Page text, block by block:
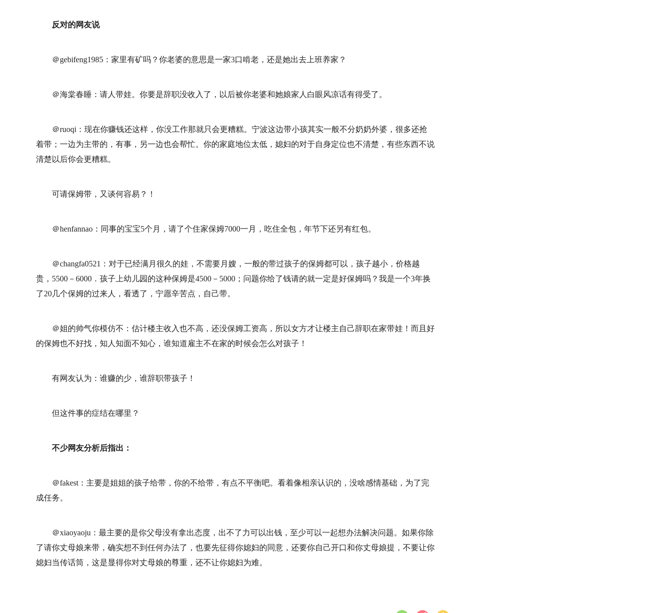
反对的网友说
＠gebifeng1985：家里有矿吗？你老婆的意思是一家3口啃老，还是她出去上班养家？
＠海棠春睡：请人带娃。你要是辞职没收入了，以后被你老婆和她娘家人白眼风凉话有得受了。
＠ruoqi：现在你赚钱还这样，你没工作那就只会更糟糕。宁波这边带小孩其实一般不分奶奶外婆，很多还抢
着带；一边为主带的，有事，另一边也会帮忙。你的家庭地位太低，媳妇的对于自身定位也不清楚，有些东西不说
清楚以后你会更糟糕。
可请保姆带，又谈何容易？！
＠henfannao：同事的宝宝5个月，请了个住家保姆7000一月，吃住全包，年节下还另有红包。
＠changfa0521：对于已经满月很久的娃，不需要月嫂，一般的带过孩子的保姆都可以，孩子越小，价格越
贵，5500－6000．孩子上幼儿园的这种保姆是4500－5000；问题你给了钱请的就一定是好保姆吗？我是一个3年换
了20几个保姆的过来人，看透了，宁愿辛苦点，自己带。
＠姐的帅气你模仿不：估计楼主收入也不高，还没保姆工资高，所以女方才让楼主自己辞职在家带娃！而且好
的保姆也不好找，知人知面不知心，谁知道雇主不在家的时候会怎么对孩子！
有网友认为：谁赚的少，谁辞职带孩子！
但这件事的症结在哪里？
不少网友分析后指出：
＠fakest：主要是姐姐的孩子给带，你的不给带，有点不平衡吧。看着像相亲认识的，没啥感情基础，为了完
成任务。
＠xiaoyaoju：最主要的是你父母没有拿出态度，出不了力可以出钱，至少可以一起想办法解决问题。如果你除
了请你丈母娘来带，确实想不到任何办法了，也要先征得你媳妇的同意，还要你自己开口和你丈母娘提，不要让你
媳妇当传话筒，这是显得你对丈母娘的尊重，还不让你媳妇为难。